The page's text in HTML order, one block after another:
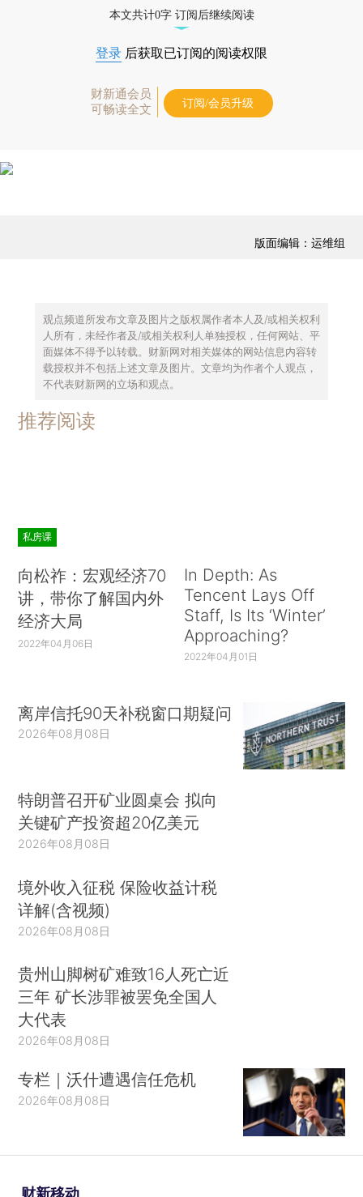
本文共计0字 订阅后继续阅读
登录 后获取已订阅的阅读权限
财新通会员
可畅读全文
订阅/会员升级
版面编辑：运维组
观点频道所发布文章及图片之版权属作者本人及/或相关权利
人所有，未经作者及/或相关权利人单独授权，任何网站、平
面媒体不得予以转载。财新网对相关媒体的网站信息内容转
载授权并不包括上述文章及图片。文章均为作者个人观点，
不代表财新网的立场和观点。
推荐阅读
私房课
向松祚：宏观经济70
讲，带你了解国内外
经济大局
2022年04月06日
In Depth: As
Tencent Lays Off
Staff, Is Its ‘Winter’
Approaching?
2022年04月01日
离岸信托90天补税窗口期疑问
2026年08月08日
特朗普召开矿业圆桌会 拟向
关键矿产投资超20亿美元
2026年08月08日
境外收入征税 保险收益计税
详解(含视频)
2026年08月08日
贵州山脚树矿难致16人死亡近
三年 矿长涉罪被罢免全国人
大代表
2026年08月08日
专栏｜沃什遭遇信任危机
2026年08月08日